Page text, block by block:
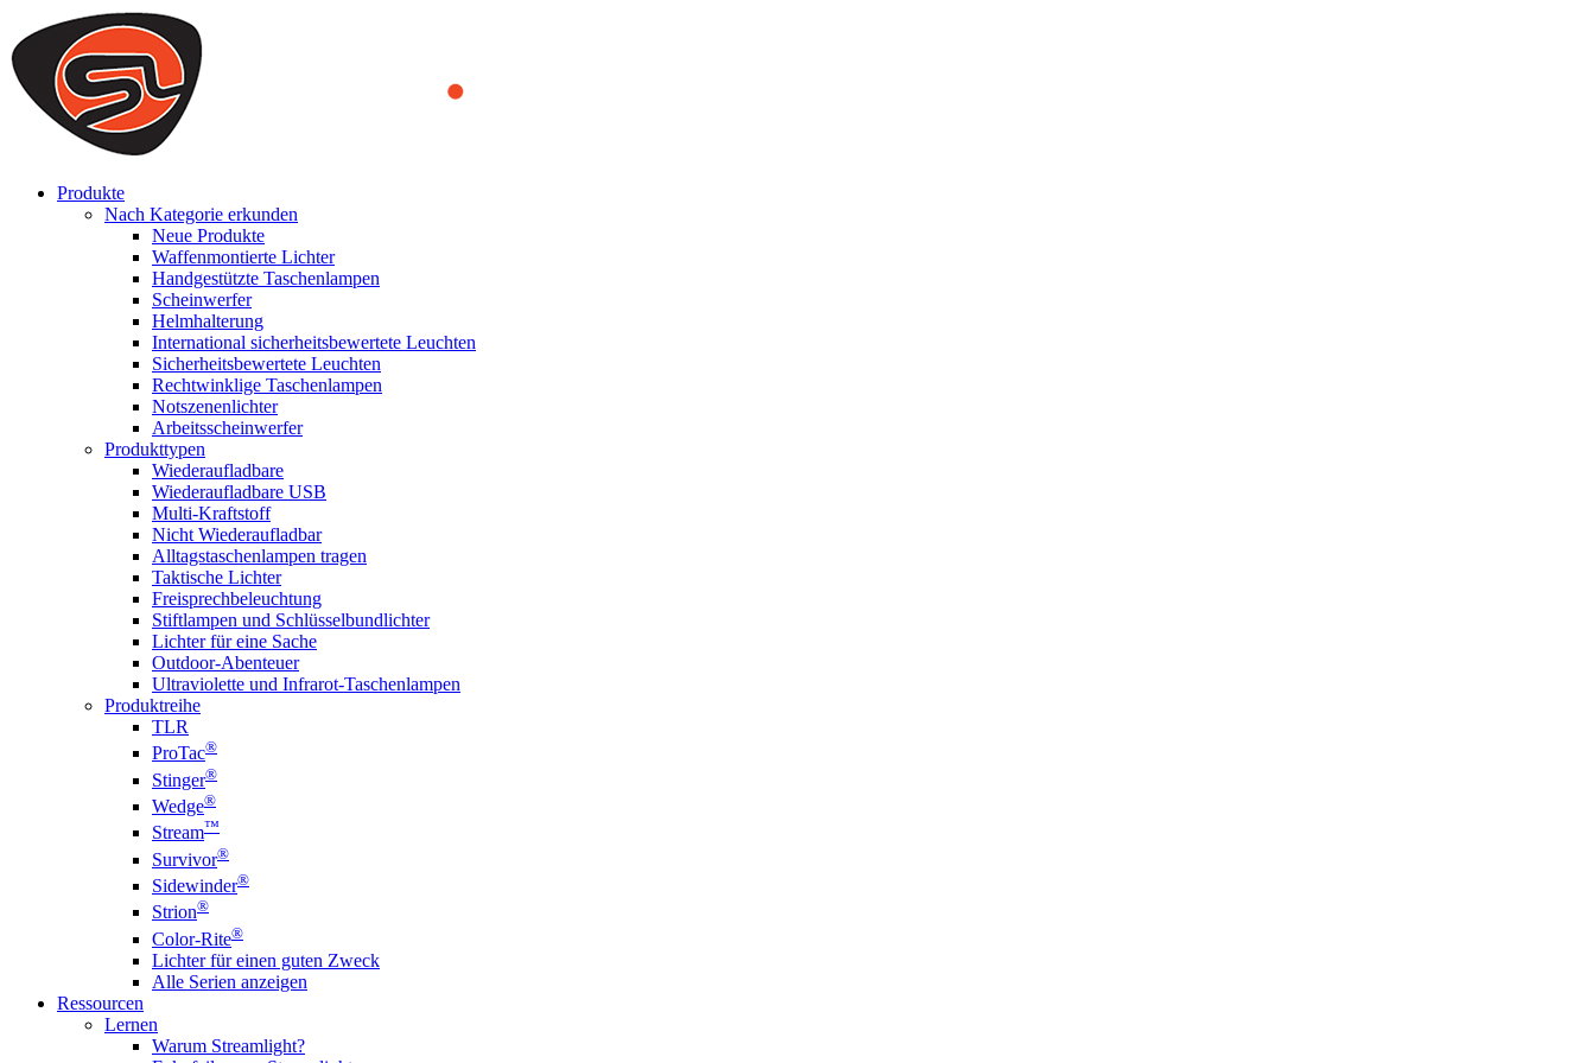
We use cookies to ensure that we provide you the best experience on our website. By continuing to browse this website, you accept that cookies are used to help us analyze how the website is used and to offer
you a better experience. To learn more or to find out how you can disable cookies, you can access our
ACCEPT AND CLOSE
Produkte
Nach Kategorie erkunden
Neue Produkte
Waffenmontierte Lichter
Handgestützte Taschenlampen
Scheinwerfer
Helmhalterung
International sicherheitsbewertete Leuchten
Sicherheitsbewertete Leuchten
Rechtwinklige Taschenlampen
Notszenenlichter
Arbeitsscheinwerfer
Produkttypen
Wiederaufladbare
Wiederaufladbare USB
Multi-Kraftstoff
Nicht Wiederaufladbar
Alltagstaschenlampen tragen
Taktische Lichter
Freisprechbeleuchtung
Stiftlampen und Schlüsselbundlichter
Lichter für eine Sache
Outdoor-Abenteuer
Ultraviolette und Infrarot-Taschenlampen
Produktreihe
TLR
ProTac®
Stinger®
Wedge®
Stream™
Survivor®
Sidewinder®
Strion®
Color-Rite®
Lichter für einen guten Zweck
Alle Serien anzeigen
Ressourcen
Lernen
Warum Streamlight?